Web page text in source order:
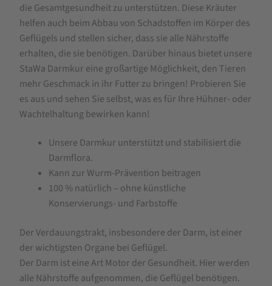
die Gesamtgesundheit zu unterstützen. Diese Kräuter
helfen auch beim Abbau von Schadstoffen im Körper des
Geflügels und stellen sicher, dass sie alle Nährstoffe
erhalten, die sie benötigen. Darüber hinaus bietet unsere
StaWa Darmkur eine großartige Möglichkeit, den Tieren
mehr Geschmack in ihr Futter zu bringen! Probieren Sie
es aus und sehen Sie selbst, was es für Ihre Hühner- oder
Wachtelhaltung bewirken kann!
Unsere Darmkur unterstützt und stabilisiert die
Darmflora.
Kann zur Wurm-Prävention beitragen
100 % natürlich – ohne künstliche
Konservierungs- und Farbstoffe
Der Verdauungstrakt, insbesondere der Darm, ist einer
der wichtigsten Organe bei Geflügel.
Der Darm ist eine Art Motor der Gesundheit. Hier werden
alle Nährstoffe aufgenommen, die Geflügel benötigen.